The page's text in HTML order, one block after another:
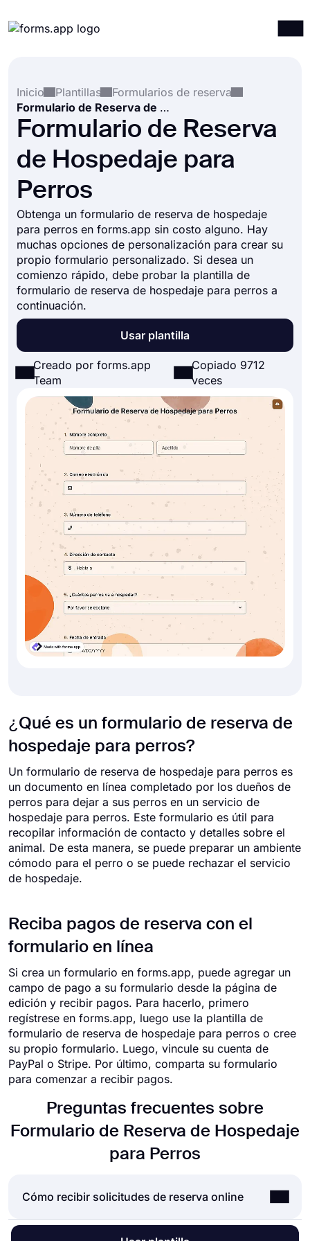
Integraciones
Plantillas
Recursos
Inicio
Plantillas
Formularios de reserva
Formulario de Reserva de Hospedaje para Perros
Formulario de Reserva
de Hospedaje para
Perros
Obtenga un formulario de reserva de hospedaje
para perros en forms.app sin costo alguno. Hay
muchas opciones de personalización para crear su
propio formulario personalizado. Si desea un
comienzo rápido, debe probar la plantilla de
formulario de reserva de hospedaje para perros a
continuación.
Usar plantilla
Creado por forms.app
Team
Copiado 9712
veces
¿Qué es un formulario de reserva de
hospedaje para perros?
Un formulario de reserva de hospedaje para perros es
un documento en línea completado por los dueños de
perros para dejar a sus perros en un servicio de
hospedaje para perros. Este formulario es útil para
recopilar información de contacto y detalles sobre el
animal. De esta manera, se puede preparar un ambiente
cómodo para el perro o se puede rechazar el servicio
de hospedaje.
Reciba pagos de reserva con el
formulario en línea
Si crea un formulario en forms.app, puede agregar un
campo de pago a su formulario desde la página de
edición y recibir pagos. Para hacerlo, primero
regístrese en forms.app, luego use la plantilla de
formulario de reserva de hospedaje para perros o cree
su propio formulario. Luego, vincule su cuenta de
PayPal o Stripe. Por último, comparta su formulario
para comenzar a recibir pagos.
Preguntas frecuentes sobre
Formulario de Reserva de Hospedaje
para Perros
Cómo recibir solicitudes de reserva online